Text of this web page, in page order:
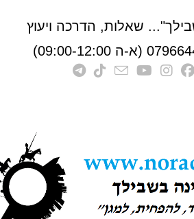
שאלות, הדרכה ויעוץ